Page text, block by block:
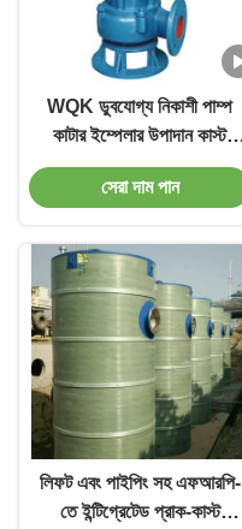
WQK ডুবযোগ্য নিকাশী পাম্প
কাটার ইম্পেলার উপাদান কাস্ট
আয়রন বা স্টেইনলেস স্টীল সঙ্গে
ঘরোয়া ডুবযোগ্য জল পাম্প
সেরা দাম পান
লিফট এবং পাইপিং সহ এফআরপি-
তে ইন্টিগ্রেটেড প্রাক-কাস্ট